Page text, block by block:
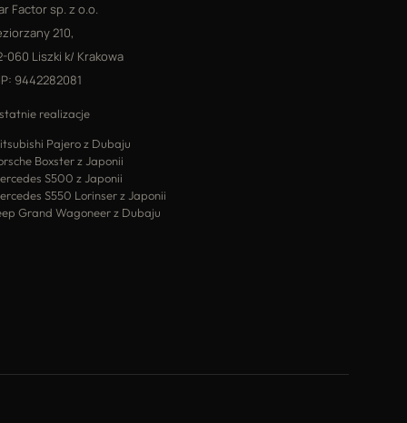
Factor sp. z o.o.
210,
060 Liszki k/ Krakowa
9442282081
realizacje
Pajero z Dubaju
Boxster z Japonii
S500 z Japonii
S550 Lorinser z Japonii
Grand Wagoneer z Dubaju